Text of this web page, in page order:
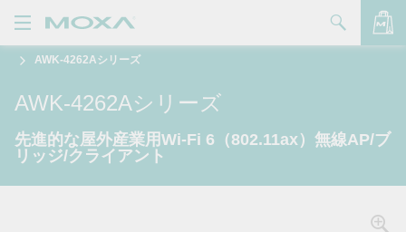
品
リューション
ポート
入方法
AWK-4262Aシリーズ
AWK-4262Aシリーズ
先進的な屋外産業用Wi-Fi 6（802.11ax）無線AP/ブ
リッジ/クライアント
バッグを見る